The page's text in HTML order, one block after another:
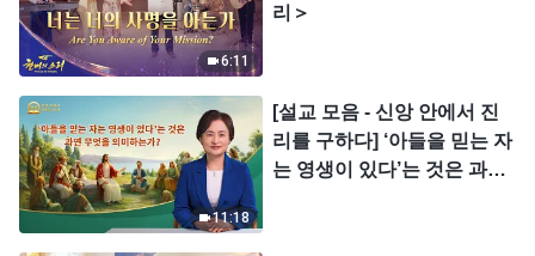
6:11
리＞
11:18
[설교 모음 - 신앙 안에서 진
리를 구하다] ‘아들을 믿는 자
는 영생이 있다’는 것은 과연